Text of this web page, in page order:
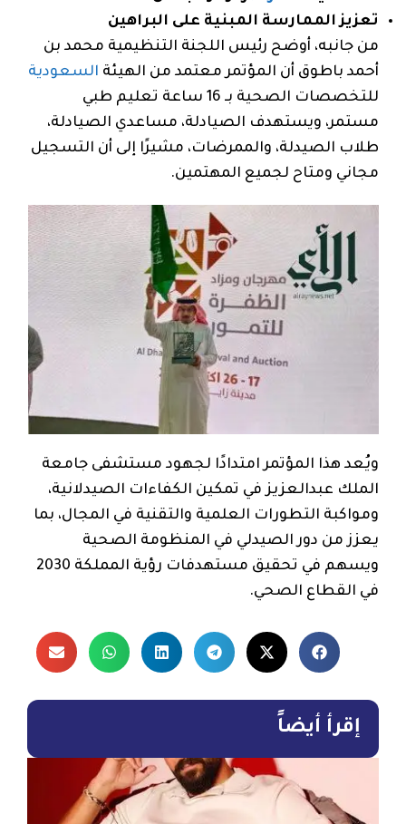
تعزيز الممارسة المبنية على البراهين
من جانبه، أوضح رئيس اللجنة التنظيمية محمد بن
أحمد باطوق أن المؤتمر معتمد من الهيئة السعودية
للتخصصات الصحية بـ 16 ساعة تعليم طبي
مستمر، ويستهدف الصيادلة، مساعدي الصيادلة،
طلاب الصيدلة، والممرضات، مشيرًا إلى أن التسجيل
مجاني ومتاح لجميع المهتمين.
ويُعد هذا المؤتمر امتدادًا لجهود مستشفى جامعة
الملك عبدالعزيز في تمكين الكفاءات الصيدلانية،
ومواكبة التطورات العلمية والتقنية في المجال، بما
يعزز من دور الصيدلي في المنظومة الصحية
ويسهم في تحقيق مستهدفات رؤية المملكة 2030
في القطاع الصحي.
إقرأ أيضاً